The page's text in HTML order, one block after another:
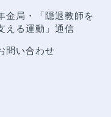
金局・
「隠退教師を
える運動」通信
問い合わせ